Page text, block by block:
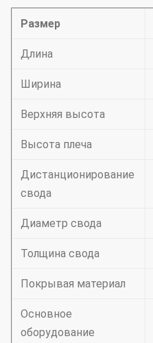
Размер
Длина
Ширина
Верхняя высота
Высота плеча
Дистанционирование
свода
Диаметр свода
Толщина свода
Покрывая материал
Основное
оборудование